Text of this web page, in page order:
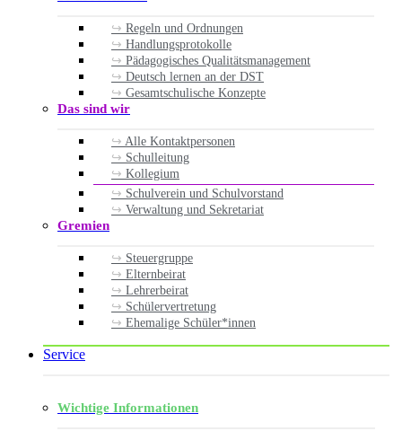
Regeln und Ordnungen
Handlungsprotokolle
Pädagogisches Qualitätsmanagement
Deutsch lernen an der DST
Gesamtschulische Konzepte
Das sind wir
Alle Kontaktpersonen
Schulleitung
Kollegium
Schulverein und Schulvorstand
Verwaltung und Sekretariat
Gremien
Steuergruppe
Elternbeirat
Lehrerbeirat
Schülervertretung
Ehemalige Schüler*innen
Service
Wichtige Informationen